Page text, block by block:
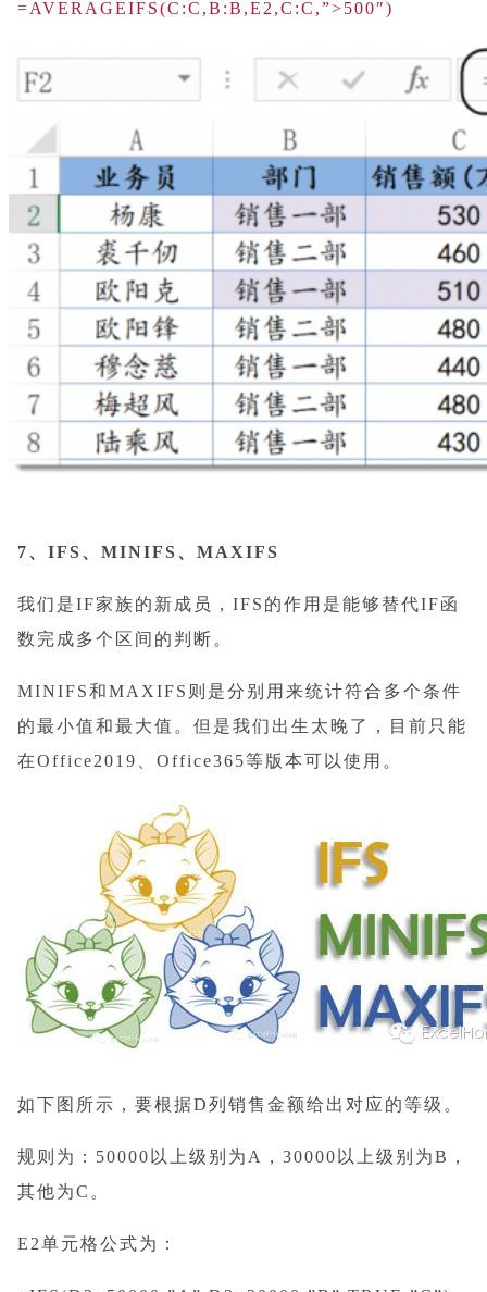
=AVERAGEIFS(C:C,B:B,E2,C:C,”>500″)
7、IFS、MINIFS、MAXIFS
我们是IF家族的新成员，IFS的作用是能够替代IF函
数完成多个区间的判断。
MINIFS和MAXIFS则是分别用来统计符合多个条件
的最小值和最大值。但是我们出生太晚了，目前只能
在Office2019、Office365等版本可以使用。
如下图所示，要根据D列销售金额给出对应的等级。
规则为：50000以上级别为A，30000以上级别为B，
其他为C。
E2单元格公式为：